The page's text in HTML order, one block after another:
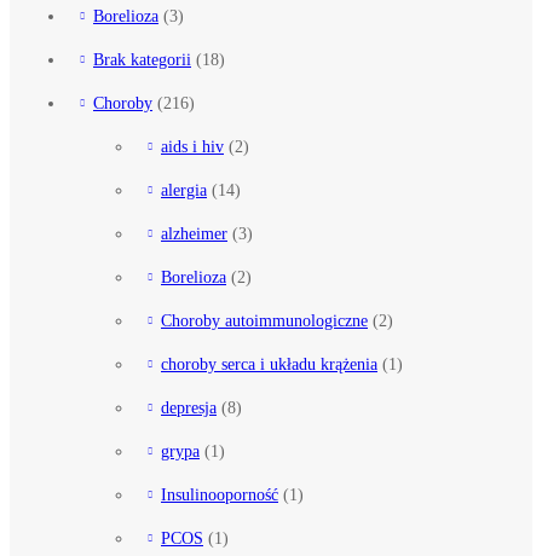
Borelioza (3)
Brak kategorii (18)
Choroby (216)
aids i hiv (2)
alergia (14)
alzheimer (3)
Borelioza (2)
Choroby autoimmunologiczne (2)
choroby serca i układu krążenia (1)
depresja (8)
grypa (1)
Insulinooporność (1)
PCOS (1)